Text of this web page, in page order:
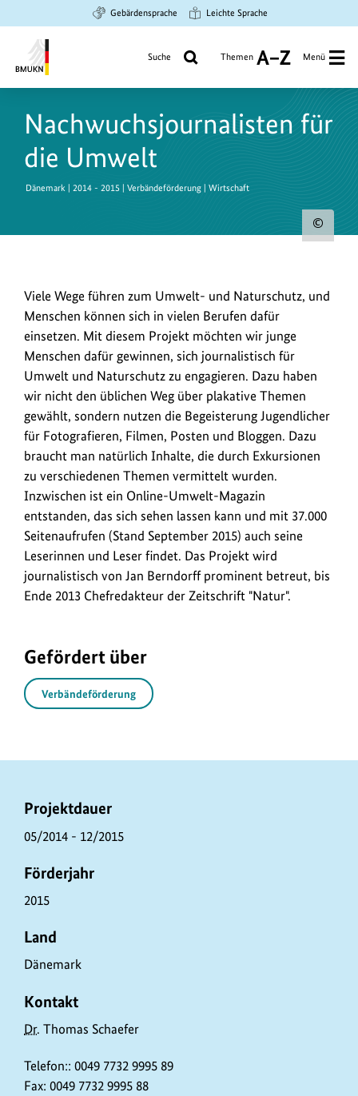
Hauptinhalt
springen
Suche
springen
Hauptnavigation
springen
Gebärdensprache Leichte Sprache
Umwelt,
Naturschutz
Suche Themen
A
Z
Menü
Nachwuchsjournalisten für
die Umwelt
Dänemark | 2014 - 2015 | Verbändeförderung | Wirtschaft
Viele Wege führen zum Umwelt- und Naturschutz, und
Menschen können sich in vielen Berufen dafür
einsetzen. Mit diesem Projekt möchten wir junge
Menschen dafür gewinnen, sich journalistisch für
Umwelt und Naturschutz zu engagieren. Dazu haben
wir nicht den üblichen Weg über plakative Themen
gewählt, sondern nutzen die Begeisterung Jugendlicher
für Fotografieren, Filmen, Posten und Bloggen. Dazu
braucht man natürlich Inhalte, die durch Exkursionen
zu verschiedenen Themen vermittelt wurden.
Inzwischen ist ein Online-Umwelt-Magazin
entstanden, das sich sehen lassen kann und mit 37.000
Seitenaufrufen (Stand September 2015) auch seine
Leserinnen und Leser findet. Das Projekt wird
journalistisch von Jan Berndorff prominent betreut, bis
Ende 2013 Chefredakteur der Zeitschrift "Natur".
Gefördert über
Verbändeförderung
P
r
j
e
k
t
d
a
t
e
n
Projektdauer
05/2014 - 12/2015
Förderjahr
2015
Land
Dänemark
Kontakt
Dr. Thomas Schaefer
Telefon:: 0049 7732 9995 89
Fax: 0049 7732 9995 88